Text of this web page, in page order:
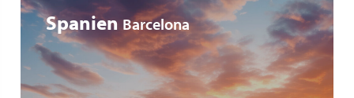
Spanien Barcelona